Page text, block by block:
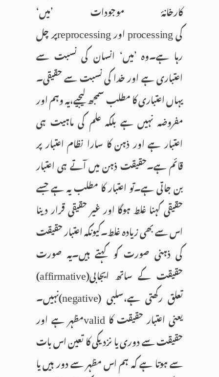
کارخانۂ موجودات ’میں‘
کیprocessing اورreprocessingپر چل
رہا ہے۔وہ ’میں‘ انسان کی نسبت سے
اعتباری ہے اور خدا کی نسبت سے حقیقی۔
یہاں اعتباری کا مطلب سمجھ لیجیے،یہ وہم اور
مفروضہ نہیں ہے بلکہ علم کی ماہیت ہی
اعتبار ہے اور ذہن کا سارا نظام اعتبار پر
قائم ہے۔حقیقت ذہن میں آتے ہی اعتبار
بن جاتی ہے۔تو اعتبار کا مطلب یہ ہے جسے
حقیقی کہنا غلط ہوگا اور غیر حقیقی قرار دینا
اس سے بھی زیادہ غلط۔کیونکہ اعتبار حقیقت
کی ذہنی صورت کو کہتے ہیں۔یہ صورت
حقیقت کے ساتھ ایجابی(affirmative
)
تعلق رکھتی ہے،سلبی (negative)نہیں۔
یعنی اعتبار حقیقت کاvalidمظہر ہے اور
حقیقت سے دوری یا نزدیکی کا تعین اس بات
سے ہوتا ہے کہ ہم اس مظہر سے دور ہیں یا